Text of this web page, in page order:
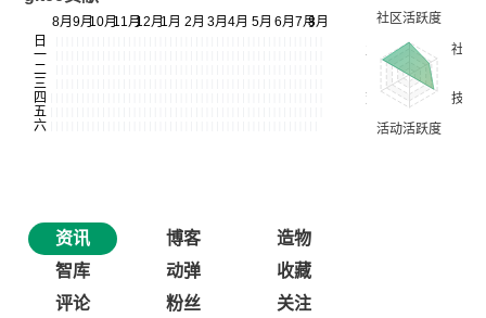
资讯 博客
造物
智库
动弹
收藏
评论
粉丝 关注